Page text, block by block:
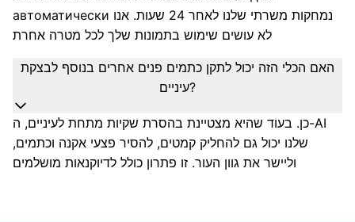
автоматически נמחקות משרתי שלנו לאחר 24 שעות. אנו
לא עושים שימוש בתמונות שלך לכל מטרה אחרת
האם הכלי הזה יכול לתקן כתמים פנים אחרים בנוסף לבצקת
עיניים?
כן. בעוד שהיא מצטיינת בהסרת שקיות מתחת לעיניים, ה-AI
שלנו יכול גם להחליק קמטים, להסיר פצעי אקנה וכתמים,
וליישר את גוון העור. זו פתרון כולל לדיוקנאות מושלמים